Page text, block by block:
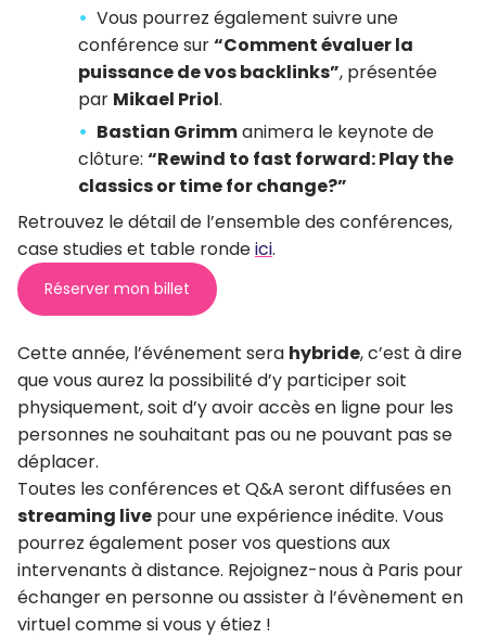
Vous pourrez également suivre une
conférence sur“Comment évaluer la
puissance de vos backlinks”, présentée
par Mikael Priol.
Bastian Grimmanimera le keynote de
clôture: “Rewind to fast forward: Play the
classics or time for change?”
Retrouvez le détail de l’ensemble des conférences,
case studies et table rondeici.
Réserver mon billet
Cette année, l’événement sera hybride, c’est à dire
que vous aurez la possibilité d’y participer soit
physiquement, soit d’y avoir accès en ligne pour les
personnes ne souhaitant pas ou ne pouvant pas se
déplacer.
Toutes les conférences et Q&A seront diffusées en
streaming live pour une expérience inédite. Vous
pourrez également poser vos questions aux
intervenants à distance. Rejoignez-nous à Paris pour
échanger en personne ou assister à l’évènement en
virtuel comme si vous y étiez !